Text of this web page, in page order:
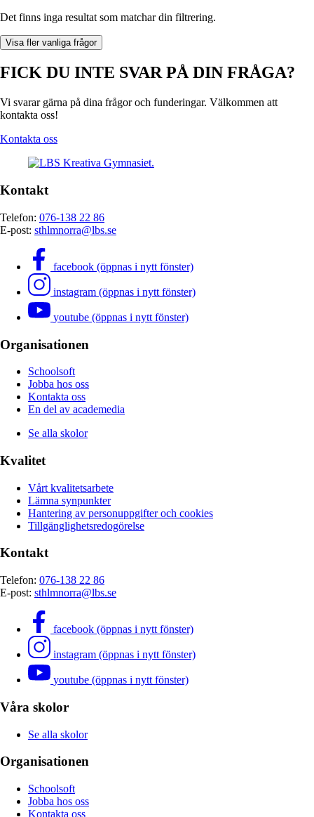
Det finns inga resultat som matchar din filtrering.
Visa fler vanliga frågor
FICK DU INTE SVAR PÅ DIN FRÅGA?
Vi svarar gärna på dina frågor och funderingar. Välkommen att
kontakta oss!
Kontakta oss
Kontakt
Telefon: 076-138 22 86
E-post: sthlmnorra@lbs.se
facebook (öppnas i nytt fönster)
instagram (öppnas i nytt fönster)
youtube (öppnas i nytt fönster)
Organisationen
Schoolsoft
Jobba hos oss
Kontakta oss
En del av academedia
Se alla skolor
Kvalitet
Vårt kvalitetsarbete
Lämna synpunkter
Hantering av personuppgifter och cookies
Tillgänglighetsredogörelse
Kontakt
Telefon: 076-138 22 86
E-post: sthlmnorra@lbs.se
facebook (öppnas i nytt fönster)
instagram (öppnas i nytt fönster)
youtube (öppnas i nytt fönster)
Våra skolor
Se alla skolor
Organisationen
Schoolsoft
Jobba hos oss
Kontakta oss